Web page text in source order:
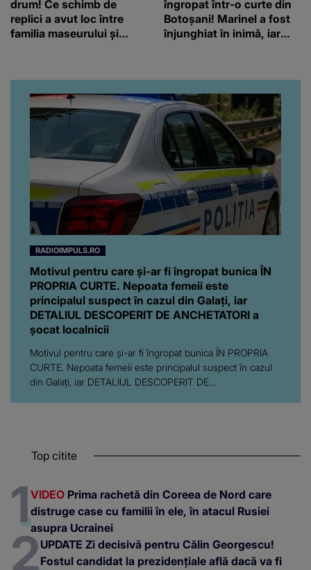
drum! Ce schimb de
replici a avut loc între
familia maseurului și
obrazul.”
îngropat într-o curte din
Botoșani! Marinel a fost
înjunghiat în inimă, iar
RADIOIMPULS.RO
Motivul pentru care și-ar fi îngropat bunica ÎN
PROPRIA CURTE. Nepoata femeii este
principalul suspect în cazul din Galați, iar
DETALIUL DESCOPERIT DE ANCHETATORI a
șocat localnicii
Motivul pentru care și-ar fi îngropat bunica ÎN PROPRIA
CURTE. Nepoata femeii este principalul suspect în cazul
din Galați, iar DETALIUL DESCOPERIT DE...
Top citite
VIDEO Prima rachetă din Coreea de Nord care
distruge case cu familii în ele, în atacul Rusiei
asupra Ucrainei
UPDATE Zi decisivă pentru Călin Georgescu!
Fostul candidat la prezidențiale află dacă va fi